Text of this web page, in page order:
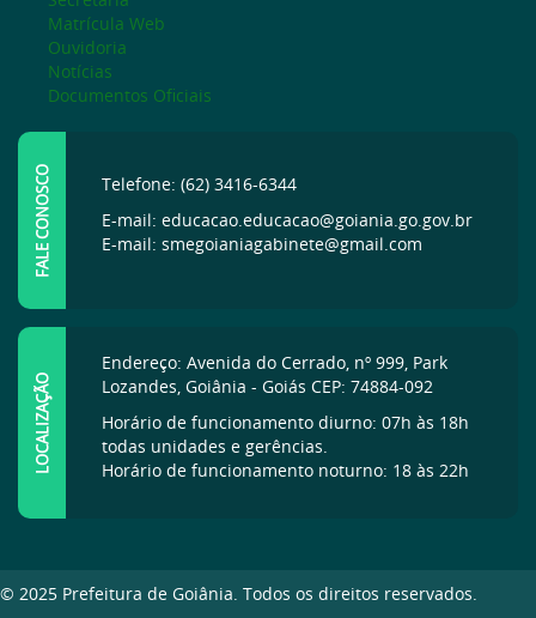
Matrícula Web
Ouvidoria
Notícias
Documentos Oficiais
FALE CONOSCO
Telefone: (62) 3416-6344
E-mail: educacao.educacao@goiania.go.gov.br
E-mail: smegoianiagabinete@gmail.com
LOCALIZAÇÃO
Endereço: Avenida do Cerrado, nº 999, Park
Lozandes, Goiânia - Goiás CEP: 74884-092
Horário de funcionamento diurno: 07h às 18h
todas unidades e gerências.
Horário de funcionamento noturno: 18 às 22h
© 2025 Prefeitura de Goiânia. Todos os direitos reservados.